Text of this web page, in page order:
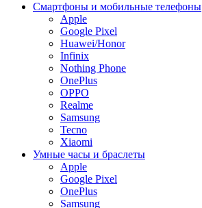
Смартфоны и мобильные телефоны
Apple
Google Pixel
Huawei/Honor
Infinix
Nothing Phone
OnePlus
OPPO
Realme
Samsung
Tecno
Xiaomi
Умные часы и браслеты
Apple
Google Pixel
OnePlus
Samsung